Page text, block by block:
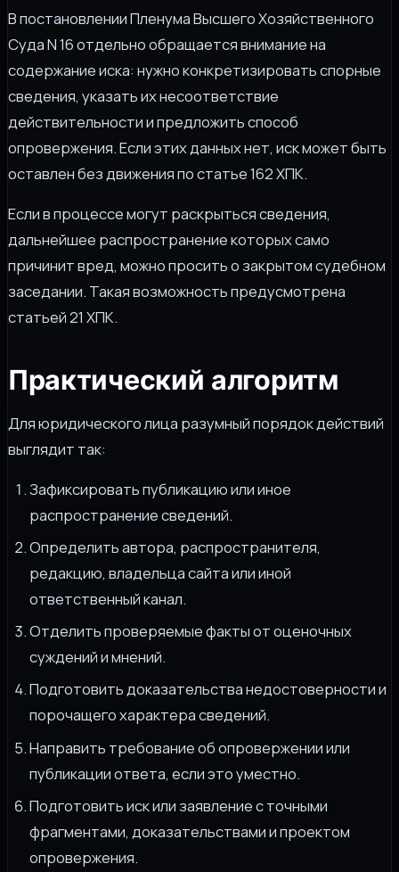
В постановлении Пленума Высшего Хозяйственного
Суда N 16 отдельно обращается внимание на
содержание иска: нужно конкретизировать спорные
сведения, указать их несоответствие
действительности и предложить способ
опровержения. Если этих данных нет, иск может быть
оставлен без движения по статье 162 ХПК.
Если в процессе могут раскрыться сведения,
дальнейшее распространение которых само
причинит вред, можно просить о закрытом судебном
заседании. Такая возможность предусмотрена
статьей 21 ХПК.
Практический алгоритм
Для юридического лица разумный порядок действий
выглядит так:
Зафиксировать публикацию или иное
распространение сведений.
Определить автора, распространителя,
редакцию, владельца сайта или иной
ответственный канал.
Отделить проверяемые факты от оценочных
суждений и мнений.
Подготовить доказательства недостоверности и
порочащего характера сведений.
Направить требование об опровержении или
публикации ответа, если это уместно.
Подготовить иск или заявление с точными
фрагментами, доказательствами и проектом
опровержения.